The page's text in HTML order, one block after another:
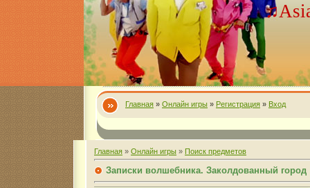
Главная » Онлайн игры » Регистрация » Вход
Главная » Онлайн игры » Поиск предметов
Записки волшебника. Заколдованный город